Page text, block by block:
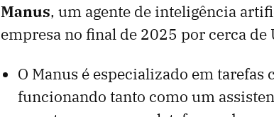
Manus, um agente de inteligência
empresa no final de 2025 por cerca de
O Manus é especializado em
funcionando tanto como um